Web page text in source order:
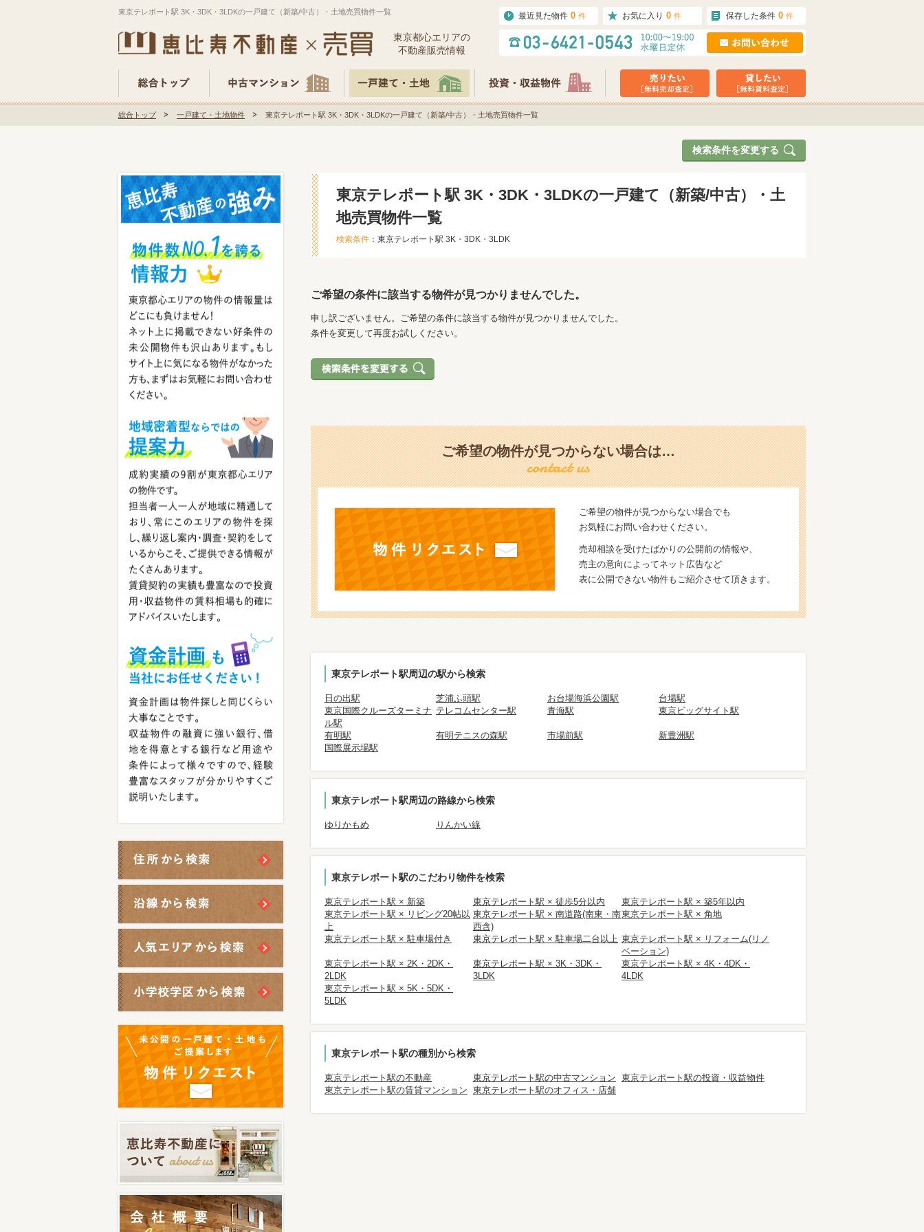
東京テレポート駅 3K・3DK・3LDKの一戸建て（新築/中古）・土地売買物件一覧
東京都⼼エリアの
不動産販売情報
最近見た物件 0 件 お気に入り 0 件 保存した条件 0 件
総合トップ 一戸建て・土地物件 東京テレポート駅 3K・3DK・3LDKの一戸建て（新築/中古）・土地売買物件一覧
検索条件を変更する
東京テレポート駅 3K・3DK・3LDKの一戸建て（新築/中古）・土
地売買物件一覧
検索条件 ：東京テレポート駅 3K・3DK・3LDK
ご希望の条件に該当する物件が見つかりませんでした。
申し訳ございません。ご希望の条件に該当する物件が見つかりませんでした。
条件を変更して再度お試しください。
ご希望の物件が見つからない場合は…
ご希望の物件が見つからない場合でも
お気軽にお問い合わせください。
売却相談を受けたばかりの公開前の情報や、
売主の意向によってネット広告など
表に公開できない物件もご紹介させて頂きます。
東京テレポート駅周辺の駅から検索
日の出駅 芝浦ふ頭駅 お台場海浜公園駅
台場駅
東京国際クルーズターミナ
ル駅
テレコムセンター駅 青海駅 東京ビッグサイト駅
有明駅 有明テニスの森駅 市場前駅
新豊洲駅
国際展示場駅
東京テレポート駅周辺の路線から検索
ゆりかもめ りんかい線
東京テレポート駅のこだわり物件を検索
東京テレポート駅 × 新築 東京テレポート駅 × 徒歩5分以内
東京テレポート駅 × 築5年以内
東京テレポート駅 × リビング20帖以
上
東京テレポート駅 × 南道路(南東・南
西含)
東京テレポート駅 × 角地
東京テレポート駅 × 駐車場付き 東京テレポート駅 × 駐車場二台以上 東京テレポート駅 × リフォーム(リノ
ベーション)
東京テレポート駅 × 2K・2DK・
2LDK
東京テレポート駅 × 3K・3DK・
3LDK
東京テレポート駅 × 4K・4DK・
4LDK
東京テレポート駅 × 5K・5DK・
5LDK
東京テレポート駅の種別から検索
東京テレポート駅の不動産 東京テレポート駅の中古マンション 東京テレポート駅の投資・収益物件
東京テレポート駅の賃貸マンション 東京テレポート駅のオフィス・店舗